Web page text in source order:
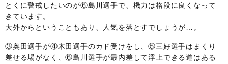
とくに警戒したいのが⑥島川選手で、機力は格段に良くなって
きています。
大外からということもあり、人気を落とすでしょうが…。
③奥田選手が④木田選手のカド受けをし、⑤三好選手はまくり
差せる場がなく、⑥島川選手が最内差して浮上できる道はある